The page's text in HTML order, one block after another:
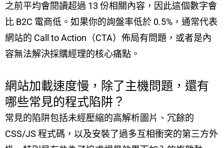
之前平均會閱讀超過 13 份相關內容，因此這個數字會
比 B2C 電商低。如果你的詢盤率低於 0.5%，通常代表
網站的 Call to Action（CTA）佈局有問題，或者是內
容無法解決採購經理的核心痛點。
網站加載速度慢，除了主機問題，還有
哪些常見的程式陷阱？
常見的陷阱包括未經壓縮的高解析圖片、冗餘的
CSS/JS 程式碼，以及安裝了過多互相衝突的第三方外